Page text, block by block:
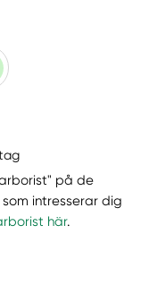
på de
intresserar dig
här.